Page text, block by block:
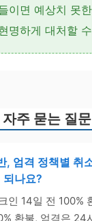
이면 예상치 못
명하게 대처할
자주 묻는 질문
, 엄격 정책별 취
되나요?
인 14일 전 100%
환불, 엄격은 24